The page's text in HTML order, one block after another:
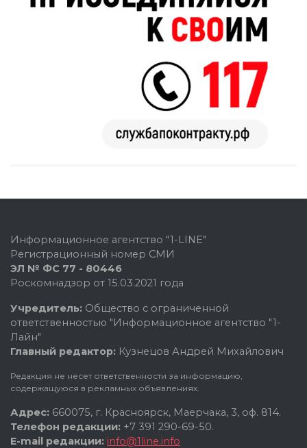
Информационное агентство "1-LINE"
Регистрационный номер СМИ
ЭЛ № ФС 77 - 80446
Роскомнадзор от 15.03.2021 года
Учредитель: Общество с ограниченной
ответственностью "Информационное агентство "1-
Лайн"
Главный редактор: Кузнецов Андрей Михайлович
Редакция не несет ответственности за информацию,
содержащуюся в рекламных объявлениях.
Адрес: 660075, г. Красноярск, Маерчака, 3, оф. 814.
Телефон редакции: +7 391 290-69-50.
E-mail редакции: info@1line.info